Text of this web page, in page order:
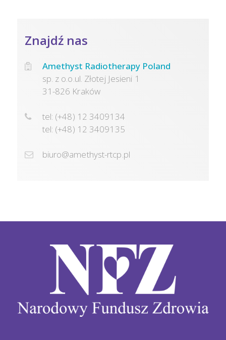
Znajdź nas
Amethyst Radiotherapy Poland
sp. z o.o.ul. Złotej Jesieni 1
31-826 Kraków
tel: (+48) 12 3409134
tel: (+48) 12 3409135
biuro@amethyst-rtcp.pl